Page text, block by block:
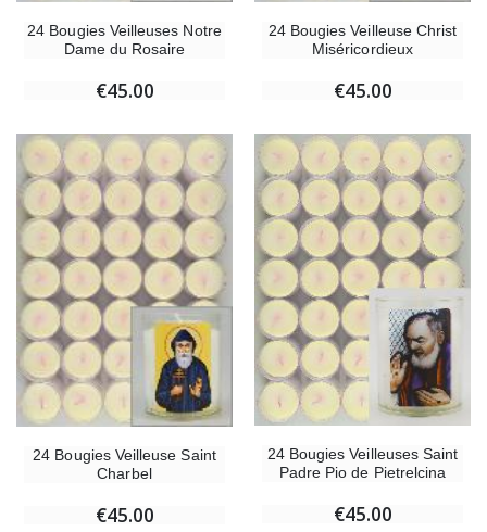
24 Bougies Veilleuses Notre
Dame du Rosaire
€45.00
24 Bougies Veilleuse Christ
Miséricordieux
€45.00
24 Bougies Veilleuse Saint
Charbel
€45.00
24 Bougies Veilleuses Saint
Padre Pio de Pietrelcina
€45.00